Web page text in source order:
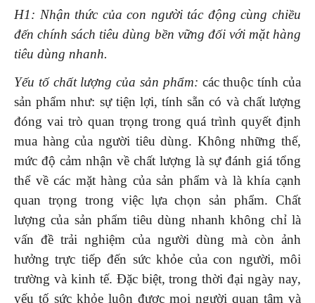
H1: Nhận thức của con người tác động cùng chiều
đến chính sách tiêu dùng bền vững đối với mặt hàng
tiêu dùng nhanh.
Yếu tố chất lượng của sản phẩm: các thuộc tính của
sản phẩm như: sự tiện lợi, tính sẵn có và chất lượng
đóng vai trò quan trọng trong quá trình quyết định
mua hàng của người tiêu dùng. Không những thế,
mức độ cảm nhận về chất lượng là sự đánh giá tổng
thể về các mặt hàng của sản phẩm và là khía cạnh
quan trọng trong việc lựa chọn sản phẩm. Chất
lượng của sản phẩm tiêu dùng nhanh không chỉ là
vấn đề trải nghiệm của người dùng mà còn ảnh
hưởng trực tiếp đến sức khỏe của con người, môi
trường và kinh tế. Đặc biệt, trong thời đại ngày nay,
yếu tố sức khỏe luôn được mọi người quan tâm và